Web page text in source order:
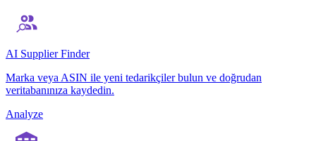
AI Supplier Finder
Marka veya ASIN ile yeni tedarikçiler bulun ve doğrudan
veritabanınıza kaydedin.
Analyze